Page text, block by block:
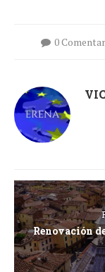
0
Renovación